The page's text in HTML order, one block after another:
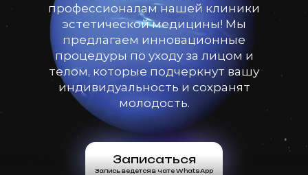
профессионалам нашей клиники
эстетической медицины! Мы
предлагаем инновационные
процедуры по уходу за лицом и
телом, которые подчеркнут вашу
индивидуальность и сохранят
молодость.
Записаться
Запись ведется в чате WhatsApp